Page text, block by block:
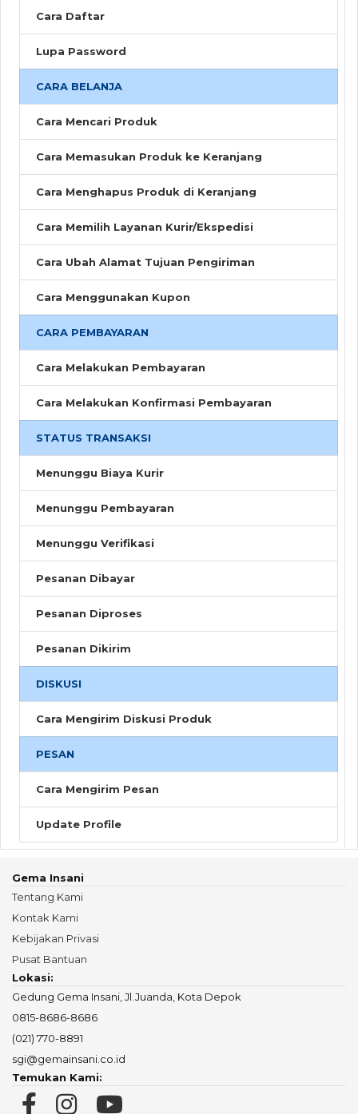
Cara Daftar
Lupa Password
CARA BELANJA
Cara Mencari Produk
Cara Memasukan Produk ke Keranjang
Cara Menghapus Produk di Keranjang
Cara Memilih Layanan Kurir/Ekspedisi
Cara Ubah Alamat Tujuan Pengiriman
Cara Menggunakan Kupon
CARA PEMBAYARAN
Cara Melakukan Pembayaran
Cara Melakukan Konfirmasi Pembayaran
STATUS TRANSAKSI
Menunggu Biaya Kurir
Menunggu Pembayaran
Menunggu Verifikasi
Pesanan Dibayar
Pesanan Diproses
Pesanan Dikirim
DISKUSI
Cara Mengirim Diskusi Produk
PESAN
Cara Mengirim Pesan
Update Profile
Gema Insani
Tentang Kami
Kontak Kami
Kebijakan Privasi
Pusat Bantuan
Lokasi:
Gedung Gema Insani, Jl.Juanda, Kota Depok
0815-8686-8686
(021) 770-8891
sgi@gemainsani.co.id
Temukan Kami: